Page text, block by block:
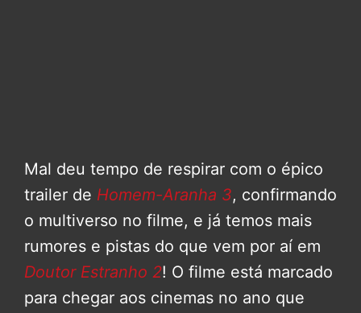
Mal deu tempo de respirar com o épico
trailer de Homem-Aranha 3, confirmando
o multiverso no filme, e já temos mais
rumores e pistas do que vem por aí em
Doutor Estranho 2! O filme está marcado
para chegar aos cinemas no ano que